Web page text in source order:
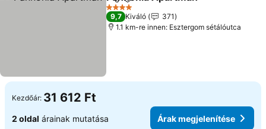
MegosztásHozzáadás a kedvencekhez
4 Kategória
9,7 Kiváló
371
1.1 km-re innen: Esztergom sétálóutca
Kezdőár: 31 612 Ft
2 oldal árainak mutatása Árak megjelenítése